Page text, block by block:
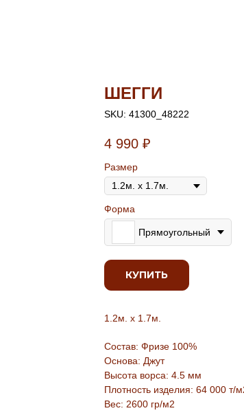
ШЕГГИ
SKU: 41300_48222
4 990 ₽
Размер
Форма
Прямоугольный
КУПИТЬ
1.2м. х 1.7м.
Состав: Фризе 100%
Основа: Джут
Высота ворса: 4.5 мм
Плотность изделия: 64 000 т/
Вес: 2600 гр/м2